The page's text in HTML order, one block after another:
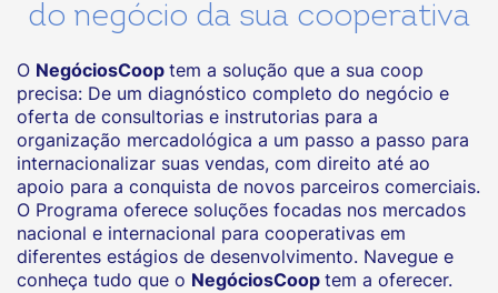
do negócio da sua cooperativa
O NegóciosCoop tem a solução que a sua coop
precisa: De um diagnóstico completo do negócio e
oferta de consultorias e instrutorias para a
organização mercadológica a um passo a passo para
internacionalizar suas vendas, com direito até ao
apoio para a conquista de novos parceiros comerciais.
O Programa oferece soluções focadas nos mercados
nacional e internacional para cooperativas em
diferentes estágios de desenvolvimento. Navegue e
conheça tudo que o NegóciosCoop tem a oferecer.